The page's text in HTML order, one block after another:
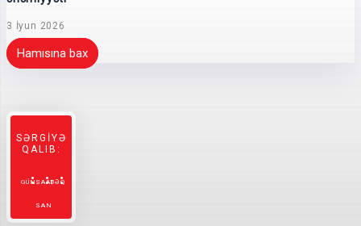
3 İyun 2026
Hamısına bax
SƏRGİYƏ
QALIB:
GÜN SAATDƏQ
SAN